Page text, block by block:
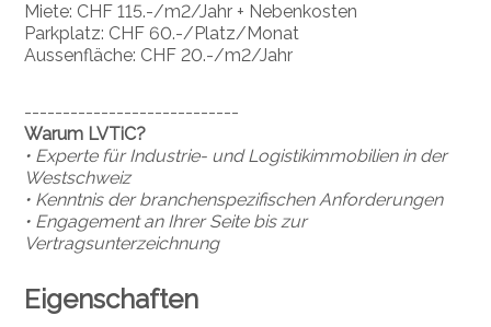
Miete: CHF 115.-/m2/Jahr + Nebenkosten
Parkplatz: CHF 60.-/Platz/Monat
Aussenfläche: CHF 20.-/m2/Jahr
----------------------------
Warum LVTiC?
• Experte für Industrie- und Logistikimmobilien in der
Westschweiz
• Kenntnis der branchenspezifischen Anforderungen
• Engagement an Ihrer Seite bis zur
Vertragsunterzeichnung
Eigenschaften